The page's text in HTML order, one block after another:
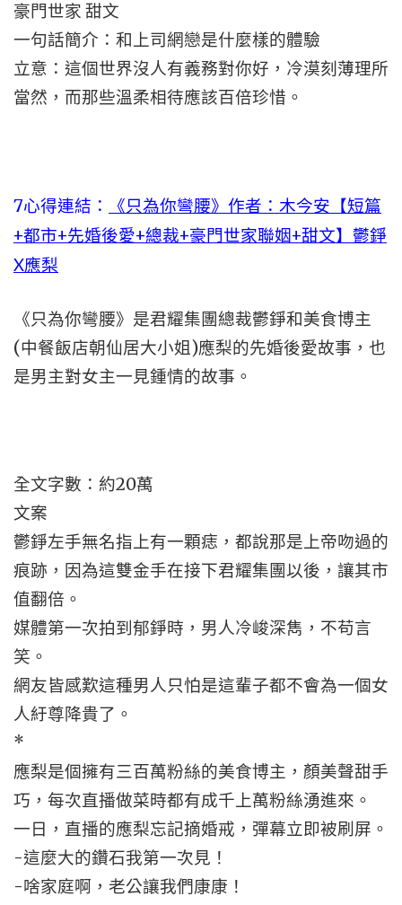
豪門世家 甜文
一句話簡介：和上司網戀是什麼樣的體驗
立意：這個世界沒人有義務對你好，冷漠刻薄理所
當然，而那些溫柔相待應該百倍珍惜。
7心得連結：
《只為你彎腰》作者：木今安【短篇
+都市+先婚後愛+總裁+豪門世家聯姻+甜文】鬱錚
X應梨
《只為你彎腰》是君耀集團總裁鬱錚和美食博主
(中餐飯店朝仙居大小姐)應梨的先婚後愛故事，也
是男主對女主一見鍾情的故事。
全文字數：約20萬
文案
鬱錚左手無名指上有一顆痣，都說那是上帝吻過的
痕跡，因為這雙金手在接下君耀集團以後，讓其市
值翻倍。
媒體第一次拍到郁錚時，男人冷峻深雋，不苟言
笑。
網友皆感歎這種男人只怕是這輩子都不會為一個女
人紆尊降貴了。
*
應梨是個擁有三百萬粉絲的美食博主，顏美聲甜手
巧，每次直播做菜時都有成千上萬粉絲湧進來。
一日，直播的應梨忘記摘婚戒，彈幕立即被刷屏。
-這麼大的鑽石我第一次見！
-啥家庭啊，老公讓我們康康！